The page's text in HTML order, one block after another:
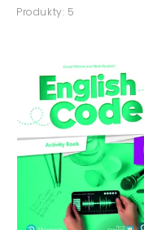
Produkty: 5